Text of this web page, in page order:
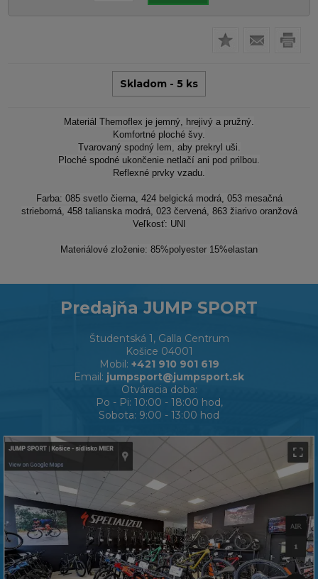
Skladom - 5 ks
Materiál Themoflex je jemný, hrejivý a pružný.
Komfortné ploché švy.
Tvarovaný spodný lem, aby prekryl uši.
Ploché spodné ukončenie netlačí ani pod prilbou.
Reflexné prvky vzadu.
Farba: 085 svetlo čierna, 424 belgická modrá, 053 mesačná
strieborná, 458 talianska modrá, 023 červená, 863 žiarivo oranžová
Veľkosť: UNI
Materiálové zloženie: 85%polyester 15%elastan
Predajňa JUMP SPORT
Študentská 1, Galla Centrum
Košice 04001
Mobil: +421 910 901 619
Email: jumpsport@jumpsport.sk
Otváracia doba:
Po - Pi: 10:00 - 18:00 hod,
Sobota: 9:00 - 13:00 hod